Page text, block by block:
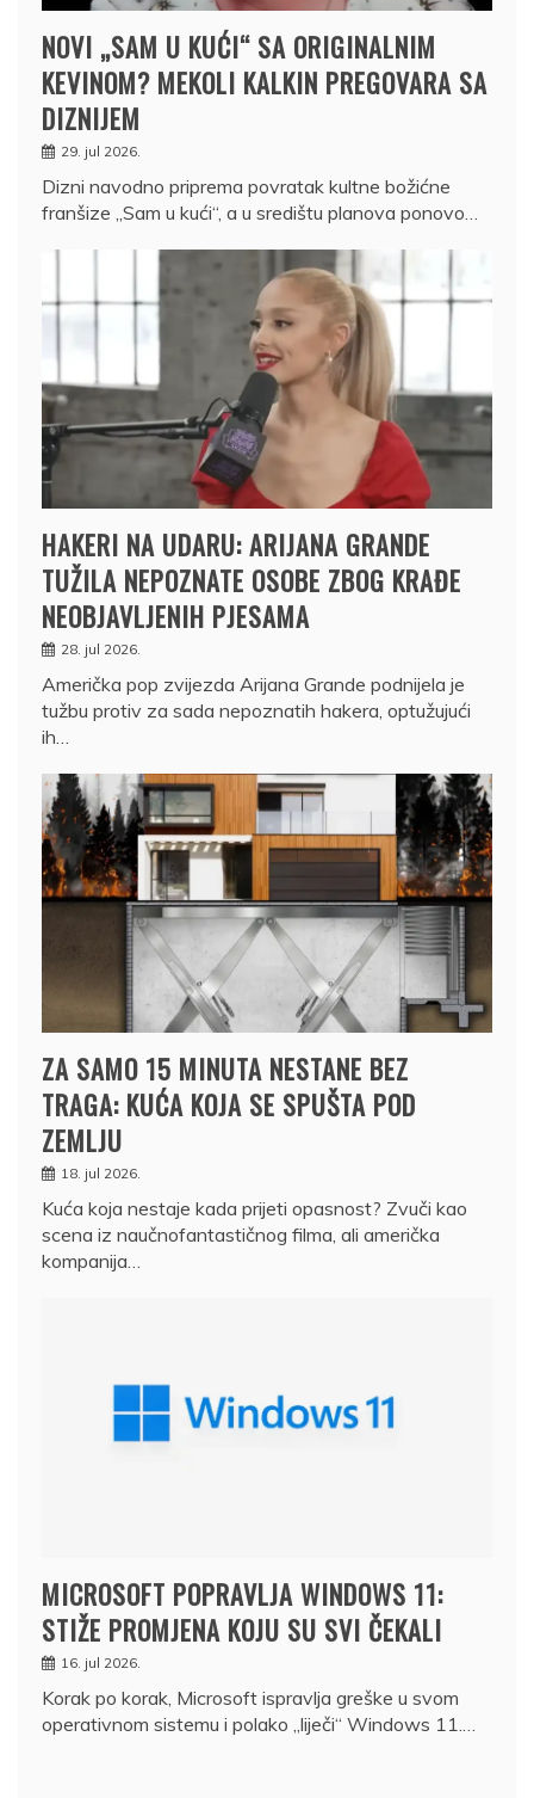
NOVI „SAM U KUĆI“ SA ORIGINALNIM
KEVINOM? MEKOLI KALKIN PREGOVARA SA
DIZNIJEM
29. jul 2026.
Dizni navodno priprema povratak kultne božićne
franšize „Sam u kući“, a u središtu planova ponovo…
HAKERI NA UDARU: ARIJANA GRANDE
TUŽILA NEPOZNATE OSOBE ZBOG KRAĐE
NEOBJAVLJENIH PJESAMA
28. jul 2026.
Američka pop zvijezda Arijana Grande podnijela je
tužbu protiv za sada nepoznatih hakera, optužujući
ih…
ZA SAMO 15 MINUTA NESTANE BEZ
TRAGA: KUĆA KOJA SE SPUŠTA POD
ZEMLJU
18. jul 2026.
Kuća koja nestaje kada prijeti opasnost? Zvuči kao
scena iz naučnofantastičnog filma, ali američka
kompanija…
MICROSOFT POPRAVLJA WINDOWS 11:
STIŽE PROMJENA KOJU SU SVI ČEKALI
16. jul 2026.
Korak po korak, Microsoft ispravlja greške u svom
operativnom sistemu i polako „liječi“ Windows 11.…